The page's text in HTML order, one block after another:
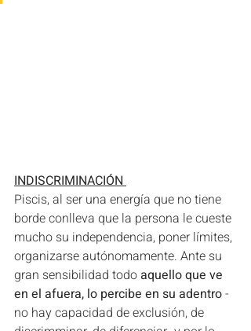
INDISCRIMINACIÓN
Piscis, al ser una energía que no tiene
borde conlleva que la persona le cueste
mucho su independencia, poner límites,
organizarse autónomamente. Ante su
gran sensibilidad todo aquello que ve
en el afuera, lo percibe en su adentro -
no hay capacidad de exclusión, de